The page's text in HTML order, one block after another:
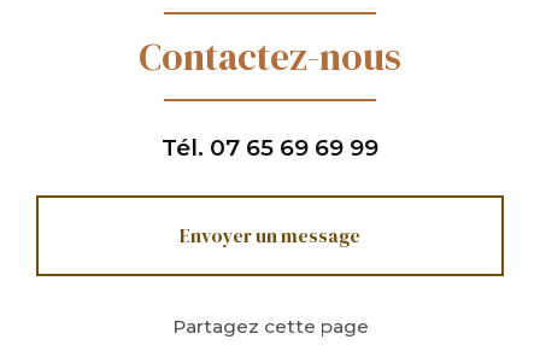
Contactez-nous
Tél. 07 65 69 69 99
Envoyer un message
Partagez cette page